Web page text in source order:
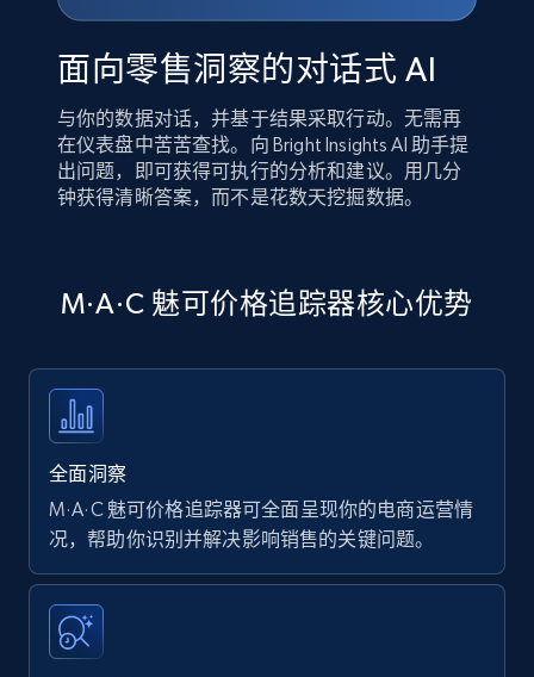
面向零售洞察的对话式 AI
与你的数据对话，并基于结果采取行动。无需再
在仪表盘中苦苦查找。向 Bright Insights AI 助手提
出问题，即可获得可执行的分析和建议。用几分
钟获得清晰答案，而不是花数天挖掘数据。
M·A·C 魅可价格追踪器核心优势
全面洞察
M·A·C 魅可价格追踪器可全面呈现你的电商运营情
况，帮助你识别并解决影响销售的关键问题。